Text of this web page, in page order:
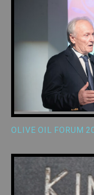
OLIVE OIL FORUM